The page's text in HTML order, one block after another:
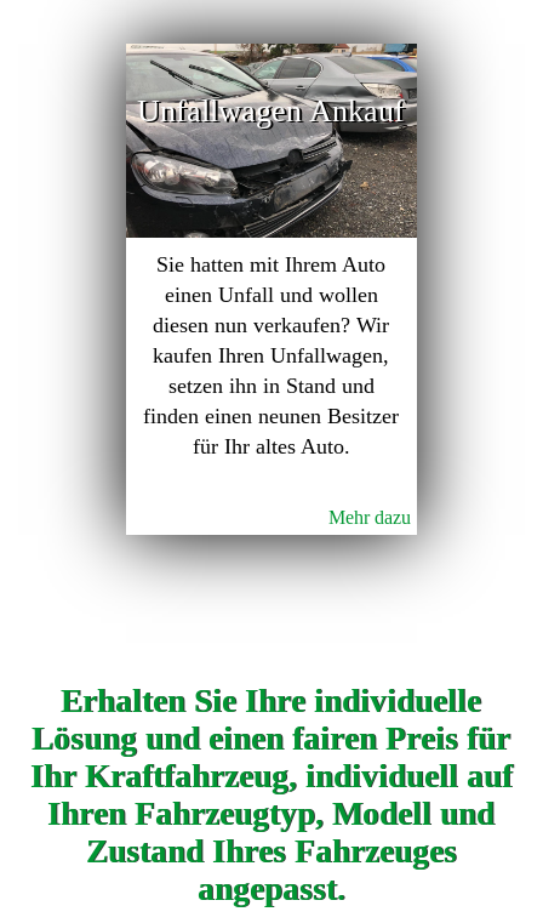
Unfallwagen Ankauf
Sie hatten mit Ihrem Auto
einen Unfall und wollen
diesen nun verkaufen? Wir
kaufen Ihren Unfallwagen,
setzen ihn in Stand und
finden einen neunen Besitzer
für Ihr altes Auto.
Mehr dazu
Erhalten Sie Ihre individuelle
Lösung und einen fairen Preis für
Ihr Kraftfahrzeug, individuell auf
Ihren Fahrzeugtyp, Modell und
Zustand Ihres Fahrzeuges
angepasst.